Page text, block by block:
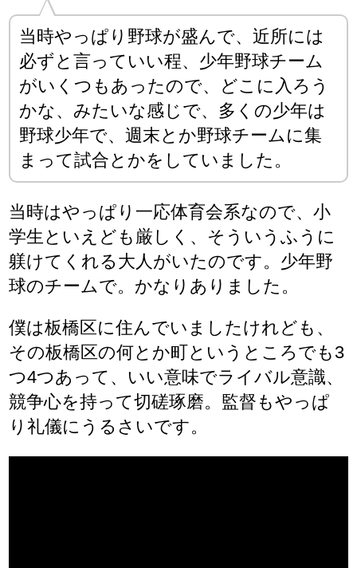
当時やっぱり野球が盛んで、近所には
必ずと言っていい程、少年野球チーム
がいくつもあったので、どこに入ろう
かな、みたいな感じで、多くの少年は
野球少年で、週末とか野球チームに集
まって試合とかをしていました。
当時はやっぱり一応体育会系なので、小
学生といえども厳しく、そういうふうに
躾けてくれる大人がいたのです。少年野
球のチームで。かなりありました。
僕は板橋区に住んでいましたけれども、
その板橋区の何とか町というところでも3
つ4つあって、いい意味でライバル意識、
競争心を持って切磋琢磨。監督もやっぱ
り礼儀にうるさいです。